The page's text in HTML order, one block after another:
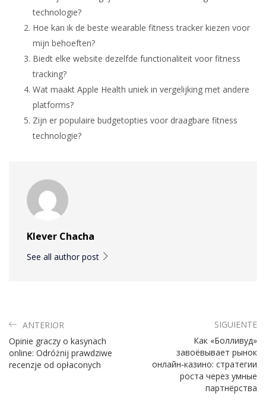
technologie?
Hoe kan ik de beste wearable fitness tracker kiezen voor
mijn behoeften?
Biedt elke website dezelfde functionaliteit voor fitness
tracking?
Wat maakt Apple Health uniek in vergelijking met andere
platforms?
Zijn er populaire budgetopties voor draagbare fitness
technologie?
Klever Chacha
See all author post
ANTERIOR
Opinie graczy o kasynach
online: Odróżnij prawdziwe
recenzje od opłaconych
SIGUIENTE
Как «Болливуд»
завоёвывает рынок
онлайн‑казино: стратегии
роста через умные
партнёрства